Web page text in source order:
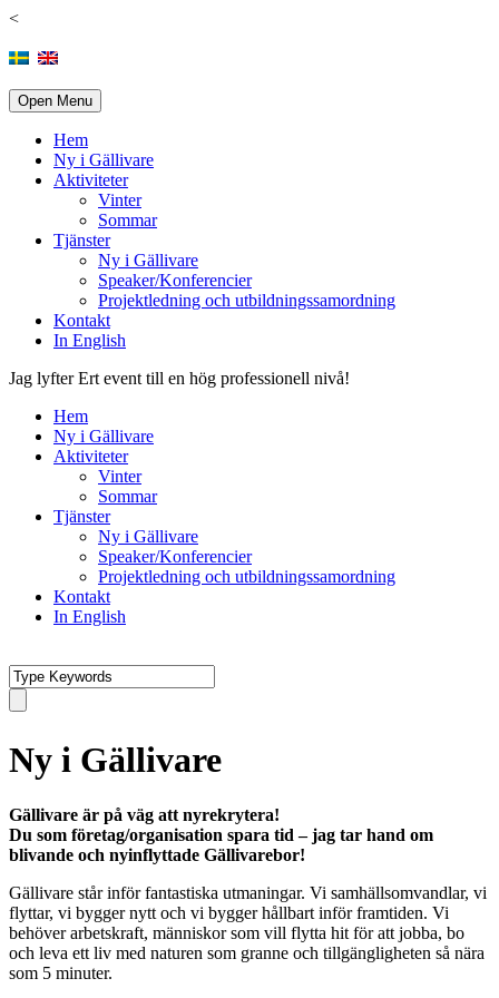
<
Open Menu
Hem
Ny i Gällivare
Aktiviteter
Vinter
Sommar
Tjänster
Ny i Gällivare
Speaker/Konferencier
Projektledning och utbildningssamordning
Kontakt
In English
Jag lyfter Ert event till en hög professionell nivå!
Hem
Ny i Gällivare
Aktiviteter
Vinter
Sommar
Tjänster
Ny i Gällivare
Speaker/Konferencier
Projektledning och utbildningssamordning
Kontakt
In English
Ny i Gällivare
Gällivare är på väg att nyrekrytera!
Du som företag/organisation spara tid – jag tar hand om
blivande och nyinflyttade Gällivarebor!
Gällivare står inför fantastiska utmaningar. Vi samhällsomvandlar, vi
flyttar, vi bygger nytt och vi bygger hållbart inför framtiden. Vi
behöver arbetskraft, människor som vill flytta hit för att jobba, bo
och leva ett liv med naturen som granne och tillgängligheten så nära
som 5 minuter.